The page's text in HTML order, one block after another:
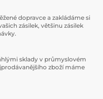
dopravce a zakládáme si
zásilek, většinu zásilek
sklady v průmyslovém
zboží máme